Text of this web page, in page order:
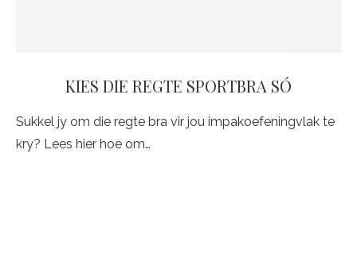
KIES DIE REGTE SPORTBRA SÓ
Sukkel jy om die regte bra vir jou impakoefeningvlak te
kry? Lees hier hoe om…